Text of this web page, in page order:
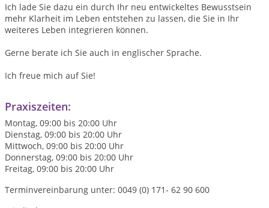
Ich lade Sie dazu ein durch Ihr neu entwickeltes Bewusstsein
mehr Klarheit im Leben entstehen zu lassen, die Sie in Ihr
weiteres Leben integrieren können.
Gerne berate ich Sie auch in englischer Sprache.
Ich freue mich auf Sie!
Praxiszeiten:
Montag, 09:00 bis 20:00 Uhr
Dienstag, 09:00 bis 20:00 Uhr
Mittwoch, 09:00 bis 20:00 Uhr
Donnerstag, 09:00 bis 20:00 Uhr
Freitag, 09:00 bis 20:00 Uhr
Terminvereinbarung unter: 0049 (0) 171- 62 90 600